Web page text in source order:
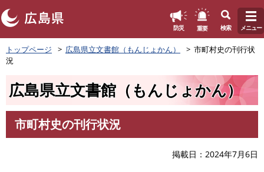
ペ
ー
ジ
。
防災 重要 検索 メニュー
トップページ 広島県立文書館（もんじょかん）
市町村史の刊行状
況
広島県立文書館（もんじょかん）
文
市町村史の刊行状況
掲載日 2024年7月6日